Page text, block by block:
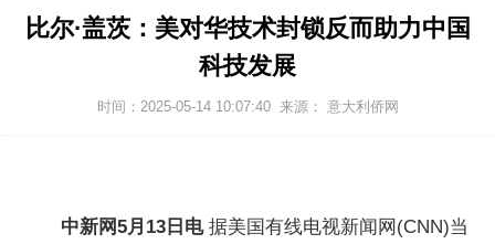
比尔·盖茨：美对华技术封锁反而助力中国
科技发展
时间：2025-05-14 10:07:40 来源： 意大利侨网
中新网5月13日电 据美国有线电视新闻网(CNN)当